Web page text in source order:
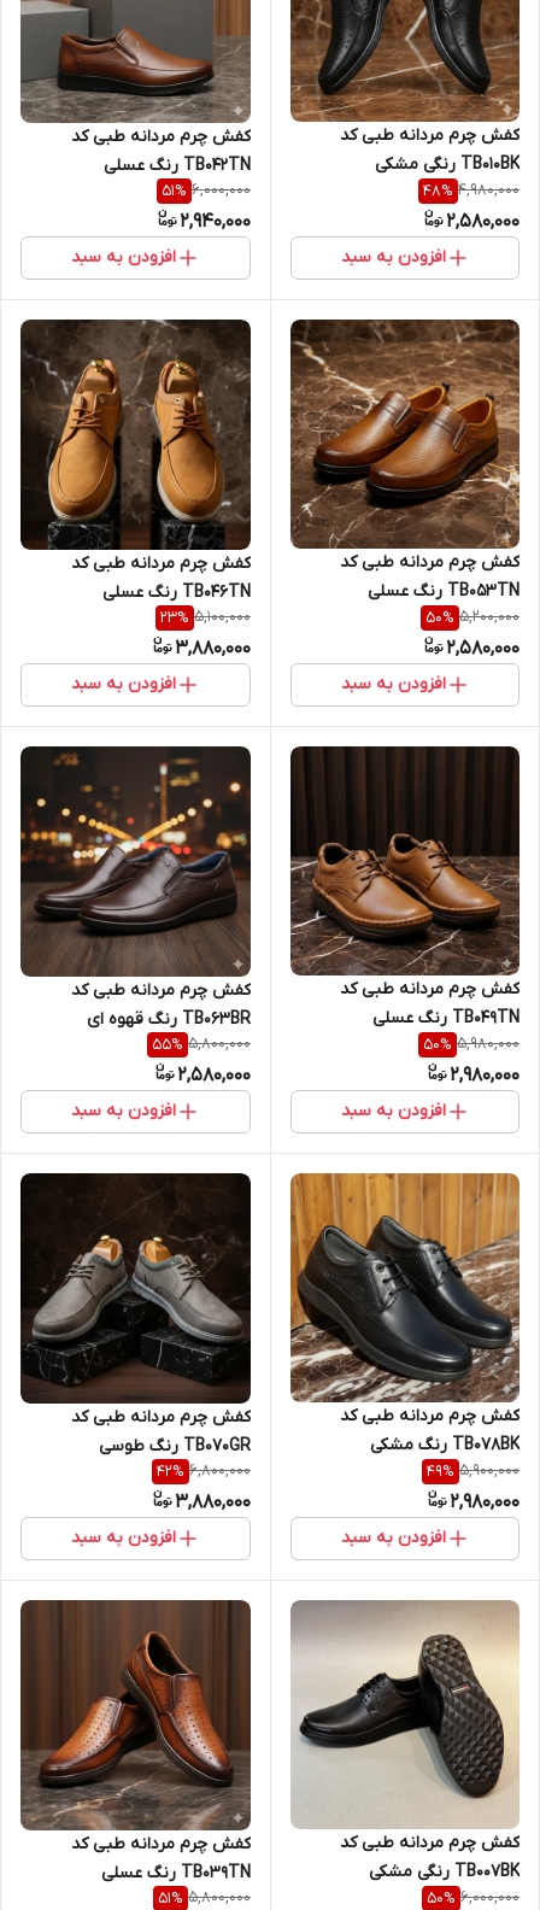
کفش چرم مردانه طبی کد
TB010BK رنگی مشکی
4,980,000
48%
2,580,000
افزودن به سبد
کفش چرم مردانه طبی کد
TB042TN رنگ عسلی
6,000,000
51%
2,940,000
افزودن به سبد
کفش چرم مردانه طبی کد
TB053TN رنگ عسلی
5,200,000
50%
2,580,000
افزودن به سبد
کفش چرم مردانه طبی کد
TB046TN رنگ عسلی
5,100,000
23%
3,880,000
افزودن به سبد
کفش چرم مردانه طبی کد
TB049TN رنگ عسلی
5,980,000
50%
2,980,000
افزودن به سبد
کفش چرم مردانه طبی کد
TB063BR رنگ قهوه ای
5,800,000
55%
2,580,000
افزودن به سبد
کفش چرم مردانه طبی کد
TB078BK رنگ مشکی
5,900,000
49%
2,980,000
افزودن به سبد
کفش چرم مردانه طبی کد
TB070GR رنگ طوسی
6,800,000
42%
3,880,000
افزودن به سبد
کفش چرم مردانه طبی کد
TB007BK رنگی مشکی
6,000,000
50%
کفش چرم مردانه طبی کد
TB039TN رنگ عسلی
5,800,000
51%